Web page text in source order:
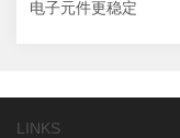
电子元件更稳定
LINKS